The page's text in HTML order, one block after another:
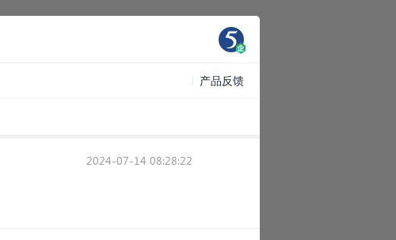
产品反馈
2024-07-14 08:28:22